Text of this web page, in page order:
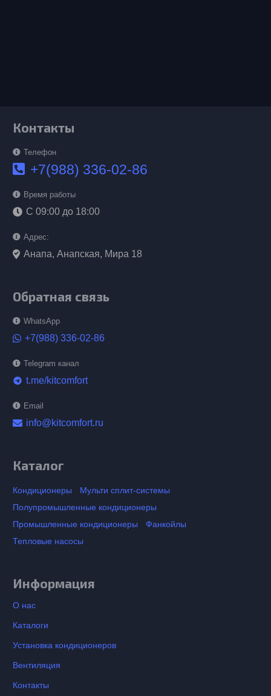
Контакты
Телефон
+7(988) 336-02-86
Время работы
С 09:00 до 18:00
Адрес:
Анапа, Анапская, Мира 18
Обратная связь
WhatsApp
+7(988) 336-02-86
Telegram канал
telegram t.me/kitcomfort
Email
info@kitcomfort.ru
Каталог
Кондиционеры
Мульти сплит-системы
Полупромышленные кондиционеры
Промышленные кондиционеры
Фанкойлы
Тепловые насосы
Информация
О нас
Каталоги
Установка кондиционеров
Вентиляция
Контакты